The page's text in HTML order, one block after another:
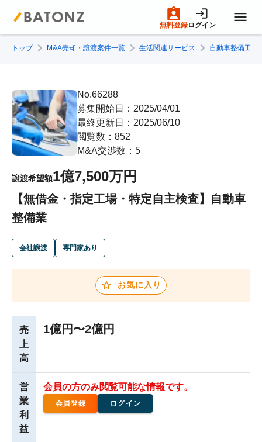
無料登録ログイン
トップページ
M&A案件一覧
売りたい方へ
買いたい方へ
成約事例
M&A専門家の方へ
トップ M&A売却・譲渡案件一覧 生活関連サービス 自動車整備工場
No.66288
募集開始日：2025/04/01
最終更新日：2025/06/10
閲覧数：852
M&A交渉数：5
譲渡希望額1億7,500万円
【無借金・指定工場・特定自主検査】自動車
整備業
会社譲渡 専門家あり
お気に入り
売
上
高
1億円〜2億円
営
業
利
益
会員の方のみ閲覧可能な情報です。
会員登録 ログイン